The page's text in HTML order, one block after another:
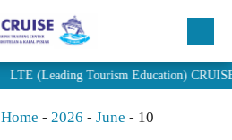
LTE (Leading Tourism Education) CRUISE
Home - 2026 - June - 10